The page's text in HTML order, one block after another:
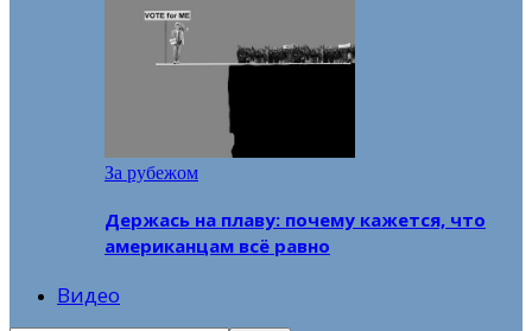
За рубежом
Держась на плаву: почему кажется, что
американцам всё равно
Видео